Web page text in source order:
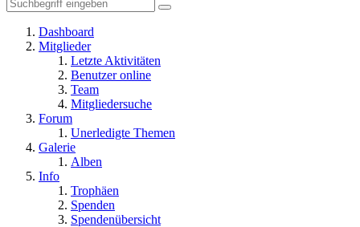
Dashboard
Mitglieder
Letzte Aktivitäten
Benutzer online
Team
Mitgliedersuche
Forum
Unerledigte Themen
Galerie
Alben
Info
Trophäen
Spenden
Spendenübersicht